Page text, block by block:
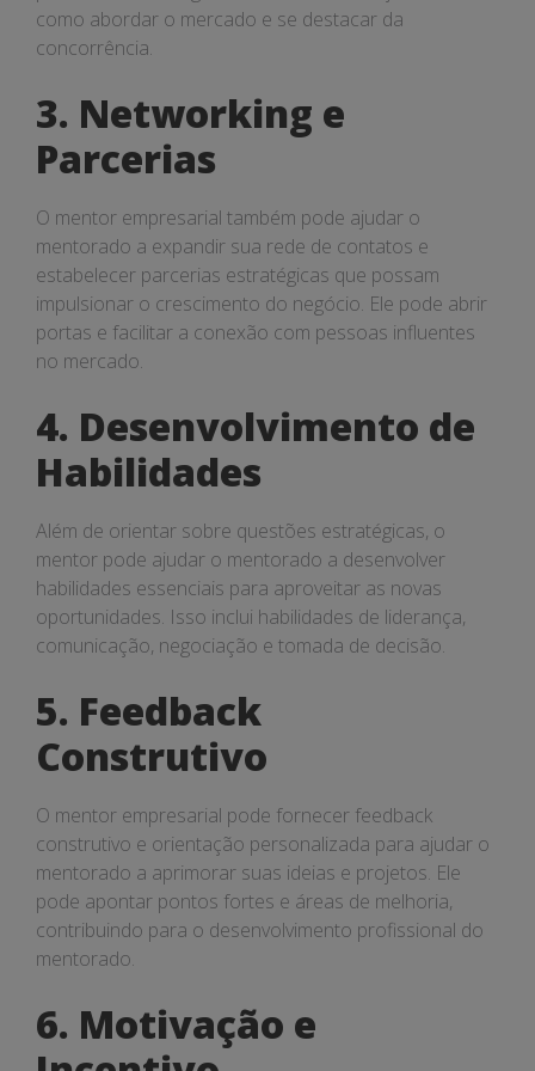
como abordar o mercado e se destacar da
concorrência.
3. Networking e
Parcerias
O mentor empresarial também pode ajudar o
mentorado a expandir sua rede de contatos e
estabelecer parcerias estratégicas que possam
impulsionar o crescimento do negócio. Ele pode abrir
portas e facilitar a conexão com pessoas influentes
no mercado.
4. Desenvolvimento de
Habilidades
Além de orientar sobre questões estratégicas, o
mentor pode ajudar o mentorado a desenvolver
habilidades essenciais para aproveitar as novas
oportunidades. Isso inclui habilidades de liderança,
comunicação, negociação e tomada de decisão.
5. Feedback
Construtivo
O mentor empresarial pode fornecer feedback
construtivo e orientação personalizada para ajudar o
mentorado a aprimorar suas ideias e projetos. Ele
pode apontar pontos fortes e áreas de melhoria,
contribuindo para o desenvolvimento profissional do
mentorado.
6. Motivação e